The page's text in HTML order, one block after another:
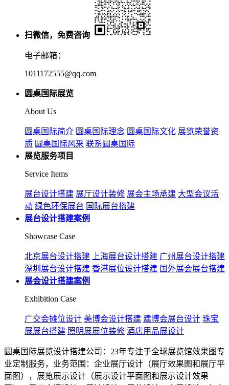
扫微信，免费咨询
电子邮箱：
1011172555@qq.com
圆桌国际展览
About Us
圆桌国际简介 圆桌国际理念 圆桌国际文化 展览荣誉资
质 圆桌国际风采 联系圆桌国际
展览服务项目
Service Items
展台设计搭建 展厅设计装修 展会主场承建 大型会议活
动 绿色环保展台 国际展台搭建
展台设计搭建案例
Showcase Case
北京展台设计搭建 上海展台设计搭建 广州展台设计搭建
深圳展台设计搭建 香港展位设计搭建 国外展会展台搭建
展会设计搭建案例
Exhibition Case
广交会摊位设计 美博会设计搭建 建博会展台设计 珠宝
展展台搭建 照明展展位装修 酒店用品展设计
圆桌国际展览设计搭建公司：23年专注于全球展览馆效果图专
业定制服务，业务范围：企业展厅设计（展厅效果图和展厅平
面图），展览展示设计（展示设计平面图和展示设计效果